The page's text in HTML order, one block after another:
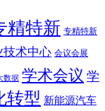
精特新 专精特新
技术中心 会议会展
数据 学术会议 学
转型 新能源汽车